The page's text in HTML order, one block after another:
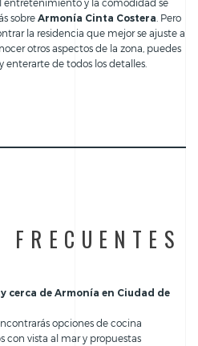
sobre Armonía Cinta Costera . Pero
la residencia que mejor se ajuste a
otros aspectos de la zona, puedes
y enterarte de todos los detalles.
FRECUENTES
cerca de Armonía en Ciudad de
opciones de cocina
con vista al mar y propuestas